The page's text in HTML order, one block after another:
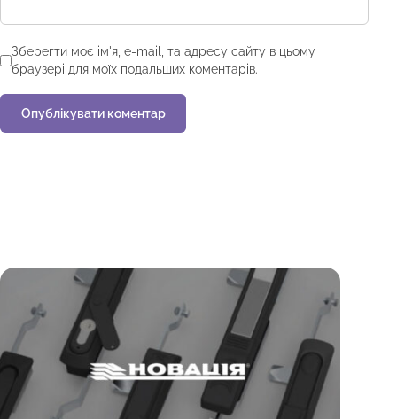
Зберегти моє ім'я, e-mail, та адресу сайту в цьому
браузері для моїх подальших коментарів.